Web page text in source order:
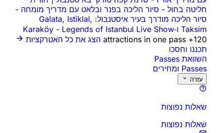
חליטה בחול - סיור הליכה בפנר ובלאט עם מדריך מומחה -
סיור הליכה מודרך בעיר איסטנבול: Galata, Istiklal,
Taksim ו‑Karaköy
- Legends of Istanbul Live Show
120+ attractions in one pass
הצג את כל האטרקציות
תכננו וחסכו
השוואת Passes
Passes ומחירים
עזרה
שאלות נפוצות
שאלות נפוצות